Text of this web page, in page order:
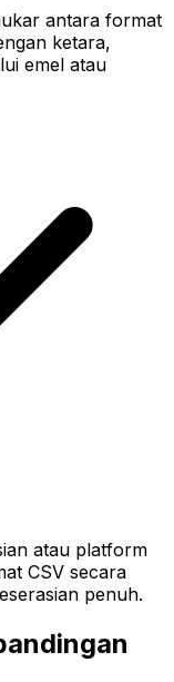
antara format
ketara,
emel atau
atau platform
CSV secara
penuh.